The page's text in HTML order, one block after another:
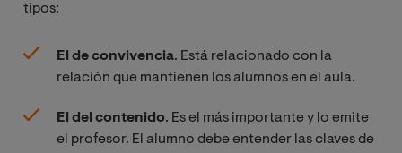
tipos:
El de convivencia. Está relacionado con la
relación que mantienen los alumnos en el aula.
El del contenido. Es el más importante y lo emite
el profesor. El alumno debe entender las claves de